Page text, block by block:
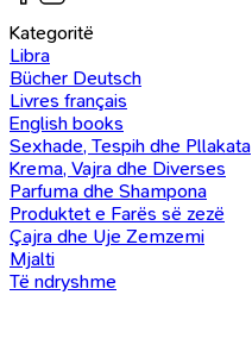
Kategoritë
Libra
Bücher Deutsch
Livres français
English books
Sexhade, Tespih dhe Pllakata
Krema, Vajra dhe Diverses
Parfuma dhe Shampona
Produktet e Farës së zezë
Çajra dhe Uje Zemzemi
Mjalti
Të ndryshme